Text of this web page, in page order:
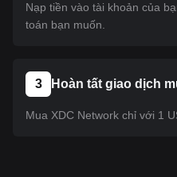
Nạp tiền vào tài khoản của
toán bạn muốn.
3 Hoàn tất giao dịch
Mua XDC Network chỉ với 1